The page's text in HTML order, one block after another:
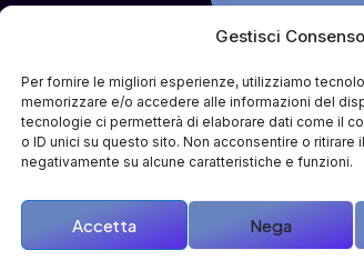
Gestisci Consenso
Per fornire le migliori esperienze, utilizziamo
memorizzare e/o accedere alle informazioni del
tecnologie ci permetterà di elaborare dati come il
o ID unici su questo sito. Non acconsentire o ritirare
negativamente su alcune caratteristiche e funzioni.
Accetta Nega
servizio offerto è di pura
a portali e partner terzi
trattative o compravendite tra